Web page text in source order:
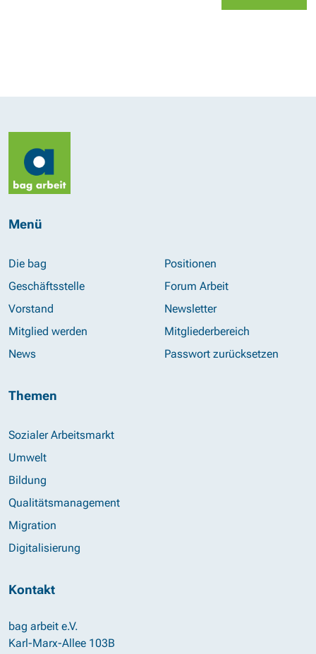
Menü
Die bag
Geschäftsstelle
Vorstand
Mitglied werden
News
Positionen
Forum Arbeit
Newsletter
Mitgliederbereich
Passwort zurücksetzen
Themen
Sozialer Arbeitsmarkt
Umwelt
Bildung
Qualitätsmanagement
Migration
Digitalisierung
Kontakt
bag arbeit e.V.
Karl-Marx-Allee 103B